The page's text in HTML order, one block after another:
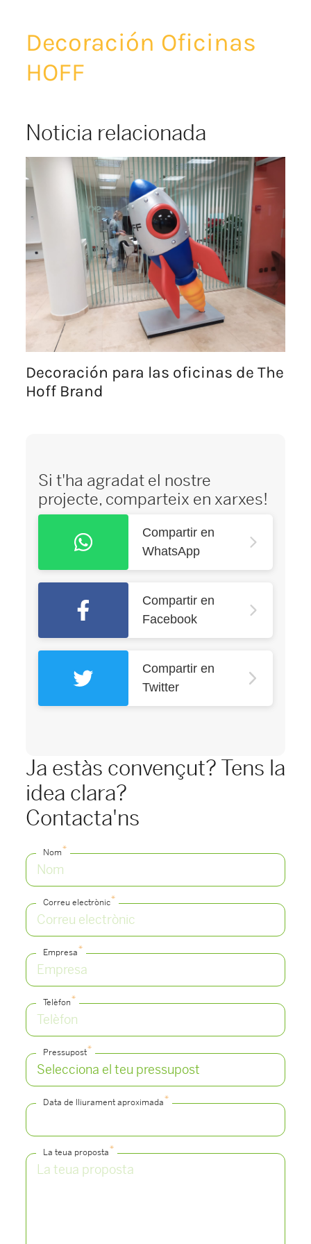
Decoración Oficinas
HOFF
Noticia relacionada
Decoración para las oficinas de The
Hoff Brand
Si t'ha agradat el nostre
projecte, comparteix en xarxes!
Compartir en
WhatsApp
Compartir en
Facebook
Compartir en
Twitter
Ja estàs convençut? Tens la
idea clara?
Contacta'ns
Nom*
Correu electrònic*
Empresa*
Telèfon*
Pressupost*
Data de lliurament aproximada*
La teua proposta*